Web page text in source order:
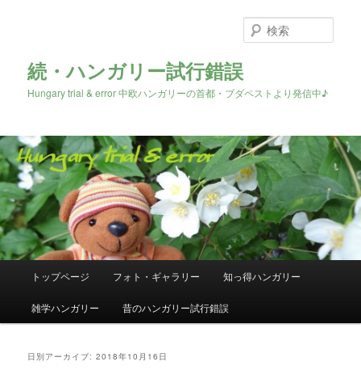
続・ハンガリー試行錯誤
Hungary trial & error 中欧ハンガリーの首都・ブダペストより発信中♪
索
メ
メ
イ
サ
ブ
トップページ フォト・ギャラリー 知っ得ハンガリー
雑学ハンガリー 昔のハンガリー試行錯誤
日別アーカイブ:2018年10月16日